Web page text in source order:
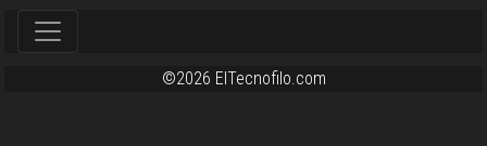
©2026 ElTecnofilo.com